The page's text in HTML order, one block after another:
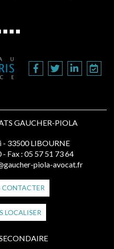
GAUCHER-PIOLA
- 33500 LIBOURNE
- Fax : 05 57 51 73 64
piola-avocat.fr
CONTACTER
LOCALISER